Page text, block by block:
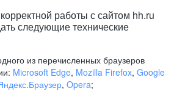
работы с сайтом hh.ru
следующие технические
из перечисленных браузеров
Microsoft Edge, Mozilla Firefox, Google
, Opera;